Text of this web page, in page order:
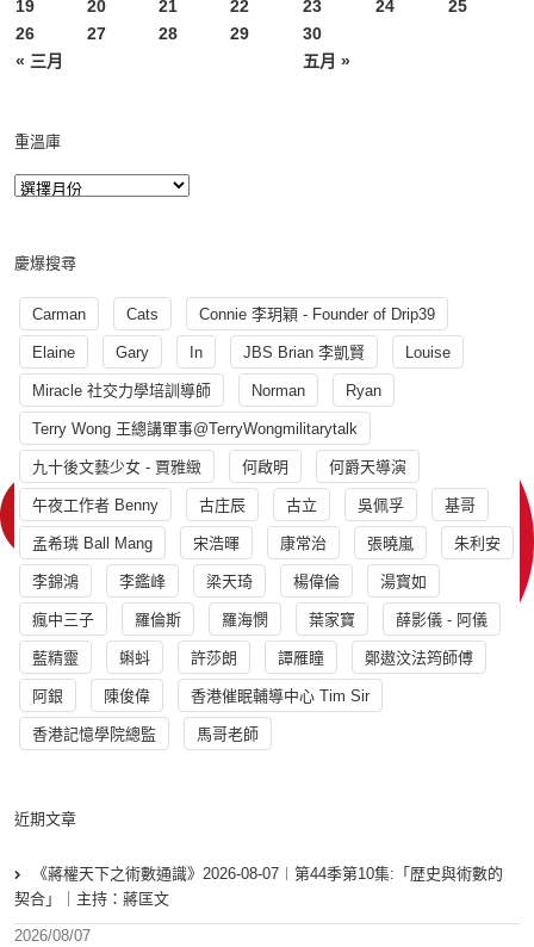
« 三月 五月 »
19 20 21 22 23 24
25
26
27 28 29 30
重溫庫
慶爆搜尋
Carman Cats Connie 李玥穎 - Founder of Drip39
Elaine Gary In JBS Brian 李凱賢 Louise
Miracle 社交力學培訓導師 Norman Ryan
Terry Wong 王總講軍事@TerryWongmilitarytalk
九十後文藝少女 - 賈雅緻 何啟明 何爵天導演
午夜工作者 Benny 古庄辰 古立 吳佩孚 基哥
孟希璘 Ball Mang 宋浩暉 康常治 張曉嵐 朱利安
李錦鴻 李鑑峰 梁天琦 楊偉倫 湯寳如
瘋中三子 羅倫斯 羅海憫 葉家寶 薛影儀 - 阿儀
藍精靈 蝌蚪 許莎朗 譚雁瞳 鄭遨汶法筠師傅
阿銀 陳俊偉 香港催眠輔導中心 Tim Sir
香港記憶學院總監 馬哥老師
近期文章
《蔣權天下之術數通識》2026-08-07︱第44季第10集:「歴史與術數的
契合」｜主持：蔣匡文
2026/08/07